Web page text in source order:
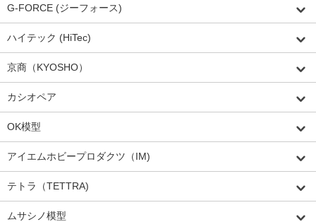
G-FORCE (ジーフォース)
ハイテック (HiTec)
京商（KYOSHO）
カシオペア
OK模型
アイエムホビープロダクツ（IM)
テトラ（TETTRA)
ムサシノ模型